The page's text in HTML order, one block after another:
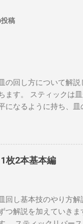
稿
の回し方について解
ます。 スティックは
になるように持ち、
にして、皿とスティッ
、下から見ると皿が
回す いよいよまわしま
ィックを回すと回転が
ように回しましょう
皿がぐるんぐるん振り
枚2本基本編
回し基本技のやり方
つ解説を加えていき